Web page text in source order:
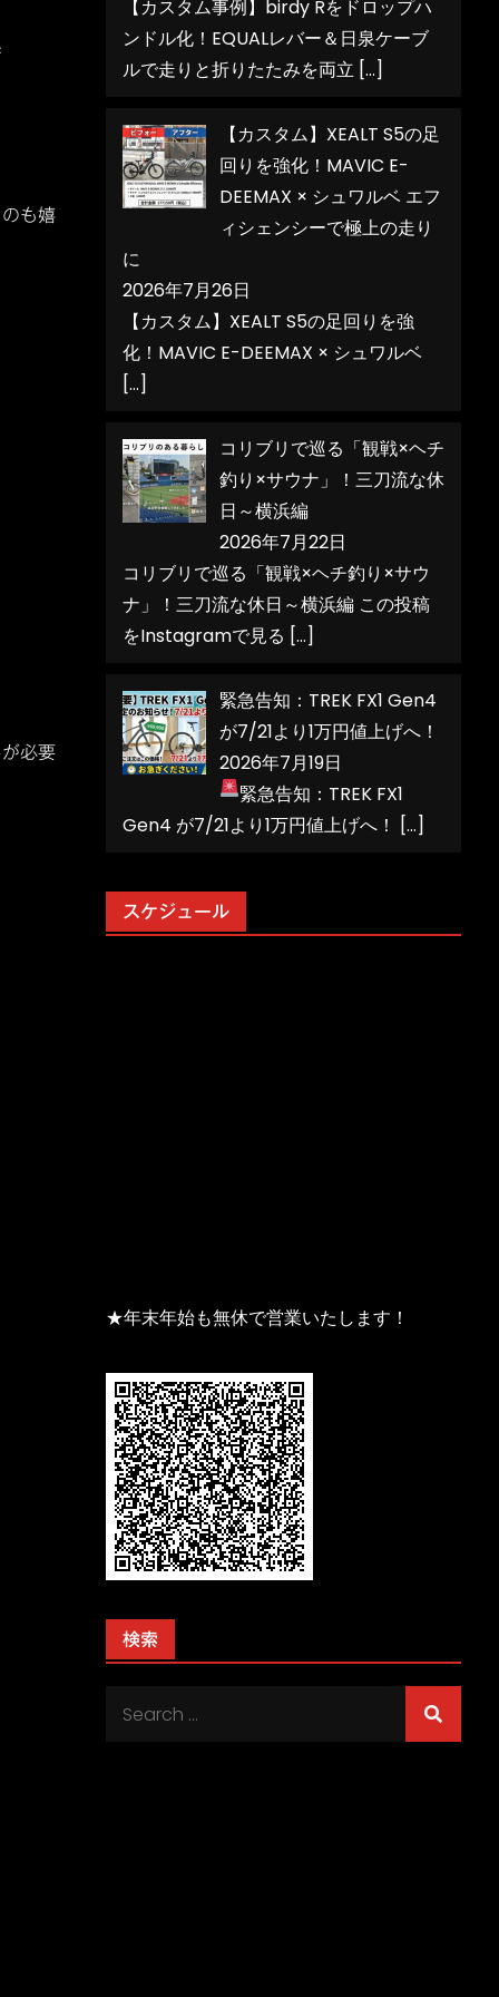
も嬉
必要
【カスタム事例】birdy Rをドロップハ
ンドル化！EQUALレバー＆日泉ケーブ
ルで走りと折りたたみを両立 […]
【カスタム】XEALT S5の足
回りを強化！MAVIC E-
DEEMAX × シュワルベ エフ
ィシェンシーで極上の走り
に
2026年7月26日
【カスタム】XEALT S5の足回りを強
化！MAVIC E-DEEMAX × シュワルベ
[…]
コリブリで巡る「観戦×ヘチ
釣り×サウナ」！三刀流な休
日～横浜編
2026年7月22日
コリブリで巡る「観戦×ヘチ釣り×サウ
ナ」！三刀流な休日～横浜編 この投稿
をInstagramで見る […]
緊急告知：TREK FX1 Gen4
が7/21より1万円値上げへ！
2026年7月19日
緊急告知：TREK FX1
Gen4 が7/21より1万円値上げへ！
[…]
スケジュール
★年末年始も無休で営業いたします！
検索